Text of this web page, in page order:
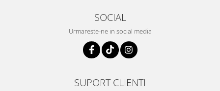
SOCIAL
Urmareste-ne in social media
SUPORT CLIENTI